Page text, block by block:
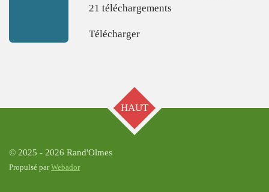
21 téléchargements
Télécharger
HAUT
© 2025 - 2026 Rand'Olmes
Propulsé parWebador